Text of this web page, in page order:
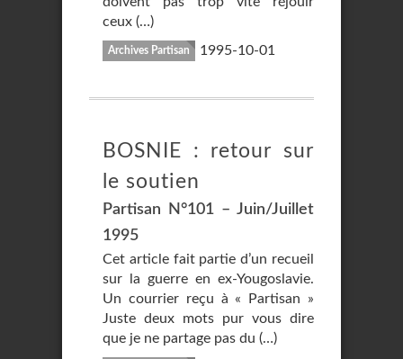
ceux (…)
Archives Partisan 1995-10-01
BOSNIE : retour sur
le soutien
Partisan N°101 – Juin/Juillet
1995
Cet article fait partie d’un recueil
sur la guerre en ex-Yougoslavie.
Un courrier reçu à « Partisan »
Juste deux mots pur vous dire
que je ne partage pas du (…)